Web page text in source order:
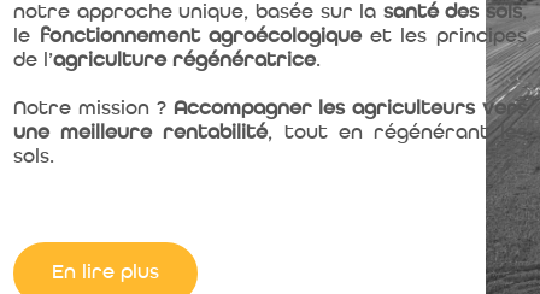
notre approche unique, basée sur la santé des sols,
le
fonctionnement agroécologiqueet les principes
de l’agriculture régénératrice.
Notre mission ? Accompagner les agriculteurs vers
une meilleure rentabilité, tout en régénérant les
sols.
En lire plus
Pas le temps de s'ennuyer chez GREENSOL pendant
Entre récolte d'essais, suivi des structures de sol
post moisson, conseil sur les couverts végétaux,
suivi des cultures de printemps, etc.
Nos équipe sont présentes à 100% sur le terrain
pour toujours mieux accompagner les agriculteurs
dans la transition agroécologique et l'agriculture
régénératrice